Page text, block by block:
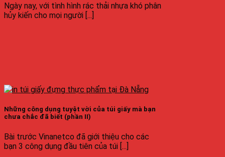
Ngày nay, với tình hình rác thải nhựa khó phân
hủy kiến cho mọi người [...]
Những công dụng tuyệt vời của túi giấy mà bạn
chưa chắc đã biết (phần II)
Bài trước Vinanetco đã giới thiệu cho các
bạn 3 công dụng đầu tiên của túi [...]